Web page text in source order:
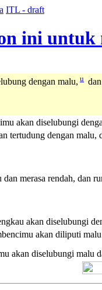
ITL - draft
dengan malu, u
akan diselubungi
tertudung dengan
merasa rendah, dan
akan diselubungi
akan diliputi
akan diselubungi malu